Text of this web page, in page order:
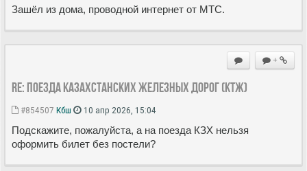
Зашёл из дома, проводной интернет от МТС.
+
Re: Поезда Казахстанских железных дорог (КТЖ)
#854507 Кбш 10 апр 2026, 15:04
Подскажите, пожалуйста, а на поезда КЗХ нельзя
оформить билет без постели?